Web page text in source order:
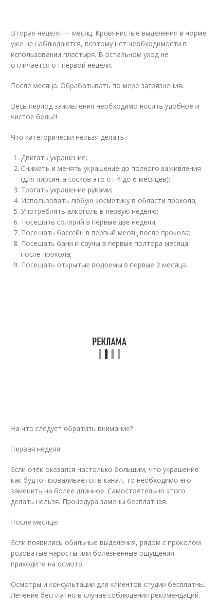
Вторая неделя — месяц. Кровянистые выделения в норме
уже не наблюдаются, поэтому нет необходимости в
использовании пластыря. В остальном уход не
отличается от первой недели.
После месяца. Обрабатывать по мере загрязнения.
Весь период заживления необходимо носить удобное и
чистое бельё!
Что категорически нельзя делать :
Двигать украшение;
Снимать и менять украшение до полного заживления
(для пирсинга сосков это от 4 до 6 месяцев);
Трогать украшение руками;
Использовать любую косметику в области прокола;
Употреблять алкоголь в первую неделю;
Посещать солярий в первые две недели;
Посещать бассейн в первый месяц после прокола;
Посещать бани и сауны в первые полтора месяца
после прокола;
Посещать открытые водоемы в первые 2 месяца.
На что следует обратить внимание?
Первая неделя:
Если отёк оказался настолько большим, что украшение
как будто проваливается в канал, то необходимо его
заменить на более длинное. Самостоятельно этого
делать нельзя. Процедура замены бесплатная.
После месяца:
Если появились обильные выделения, рядом с проколом
розоватые наросты или болезненные ощущения —
приходите на осмотр.
Осмотры и консультации для клиентов студии бесплатны.
Лечение бесплатно в случае соблюдения рекомендаций.